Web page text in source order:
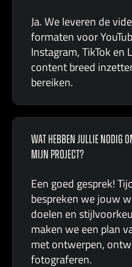
Ja. We leveren de
formaten voor
Instagram, TikTok en
content breed
bereiken.
WAT HEBBEN JULLIE NODIG
MIJN PROJECT?
Een goed gesprek!
bespreken we jouw
doelen en
maken we een plan
met ontwerpen,
fotograferen.